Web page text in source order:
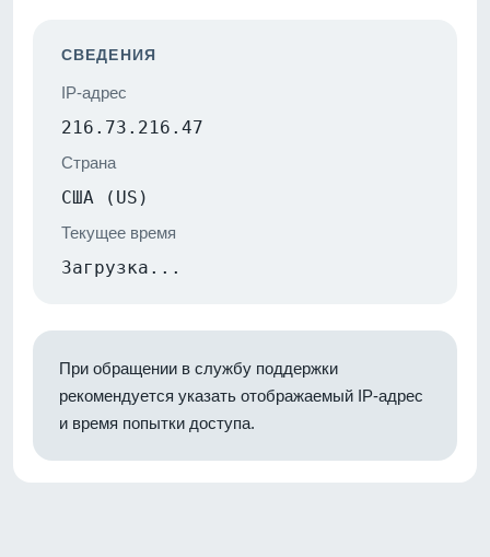
СВЕДЕНИЯ
IP-адрес
216.73.216.47
Страна
США (US)
Текущее время
Загрузка...
При обращении в службу поддержки
рекомендуется указать отображаемый IP-адрес
и время попытки доступа.